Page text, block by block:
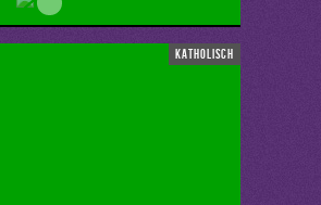
katholisch